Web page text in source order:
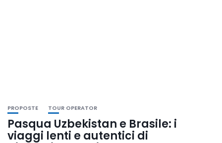
PROPOSTE TOUR OPERATOR
Pasqua Uzbekistan e Brasile: i
viaggi lenti e autentici di